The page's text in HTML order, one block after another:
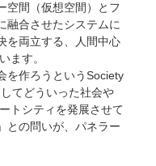
空間（仮想空間）とフ
融合させたシステムに
を両立する、人間中心
ます。
を作ろうというSociety
てどういった社会や
トシティを発展させて
との問いが、パネラー